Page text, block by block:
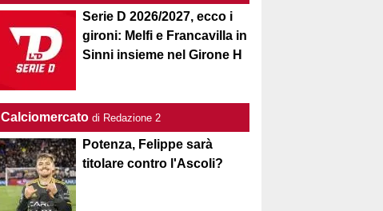
Serie D 2026/2027, ecco i
gironi: Melfi e Francavilla in
Sinni insieme nel Girone H
Calciomercato di Redazione 2
Potenza, Felippe sarà
titolare contro l'Ascoli?